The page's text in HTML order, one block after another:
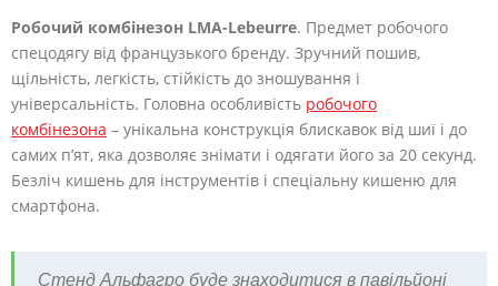
Робочий комбінезон LMA-Lebeurre. Предмет робочого
спецодягу від французького бренду. Зручний пошив,
щільність, легкість, стійкість до зношування і
універсальність. Головна особливість робочого
комбінезона – унікальна конструкція блискавок від шиї і до
самих п’ят, яка дозволяє знімати і одягати його за 20 секунд.
Безліч кишень для інструментів і спеціальну кишеню для
смартфона.
Стенд Альфагро буде знаходитися в павільйоні